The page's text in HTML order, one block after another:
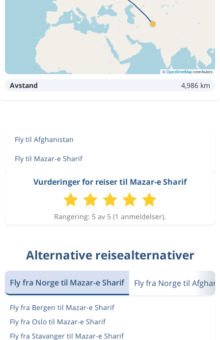
©OpenStreetMapcontributors
Avstand 4,986 km
Fly til Afghanistan
Fly til Mazar-e Sharif
Vurderinger for reiser til Mazar-e Sharif
Rangering: 5 av 5 (1 anmeldelser).
Alternative reisealternativer
Fly fra Norge til Mazar-e Sharif Fly fra Norge til
Fly fra Bergen til Mazar-e Sharif
Fly fra Oslo til Mazar-e Sharif
Fly fra Stavanger til Mazar-e Sharif